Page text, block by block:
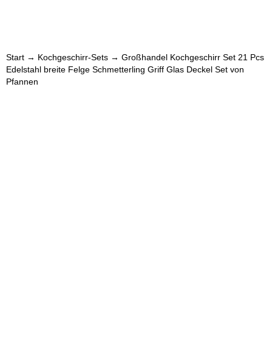
Start → Kochgeschirr-Sets → Großhandel Kochgeschirr Set 21 Pcs
Edelstahl breite Felge Schmetterling Griff Glas Deckel Set von
Pfannen